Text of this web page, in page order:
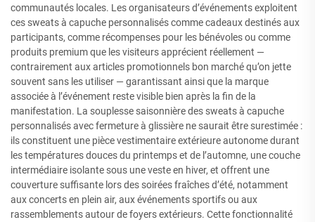
communautés locales. Les organisateurs d’événements exploitent
ces sweats à capuche personnalisés comme cadeaux destinés aux
participants, comme récompenses pour les bénévoles ou comme
produits premium que les visiteurs apprécient réellement —
contrairement aux articles promotionnels bon marché qu’on jette
souvent sans les utiliser — garantissant ainsi que la marque
associée à l’événement reste visible bien après la fin de la
manifestation. La souplesse saisonnière des sweats à capuche
personnalisés avec fermeture à glissière ne saurait être surestimée :
ils constituent une pièce vestimentaire extérieure autonome durant
les températures douces du printemps et de l’automne, une couche
intermédiaire isolante sous une veste en hiver, et offrent une
couverture suffisante lors des soirées fraîches d’été, notamment
aux concerts en plein air, aux événements sportifs ou aux
rassemblements autour de foyers extérieurs. Cette fonctionnalité